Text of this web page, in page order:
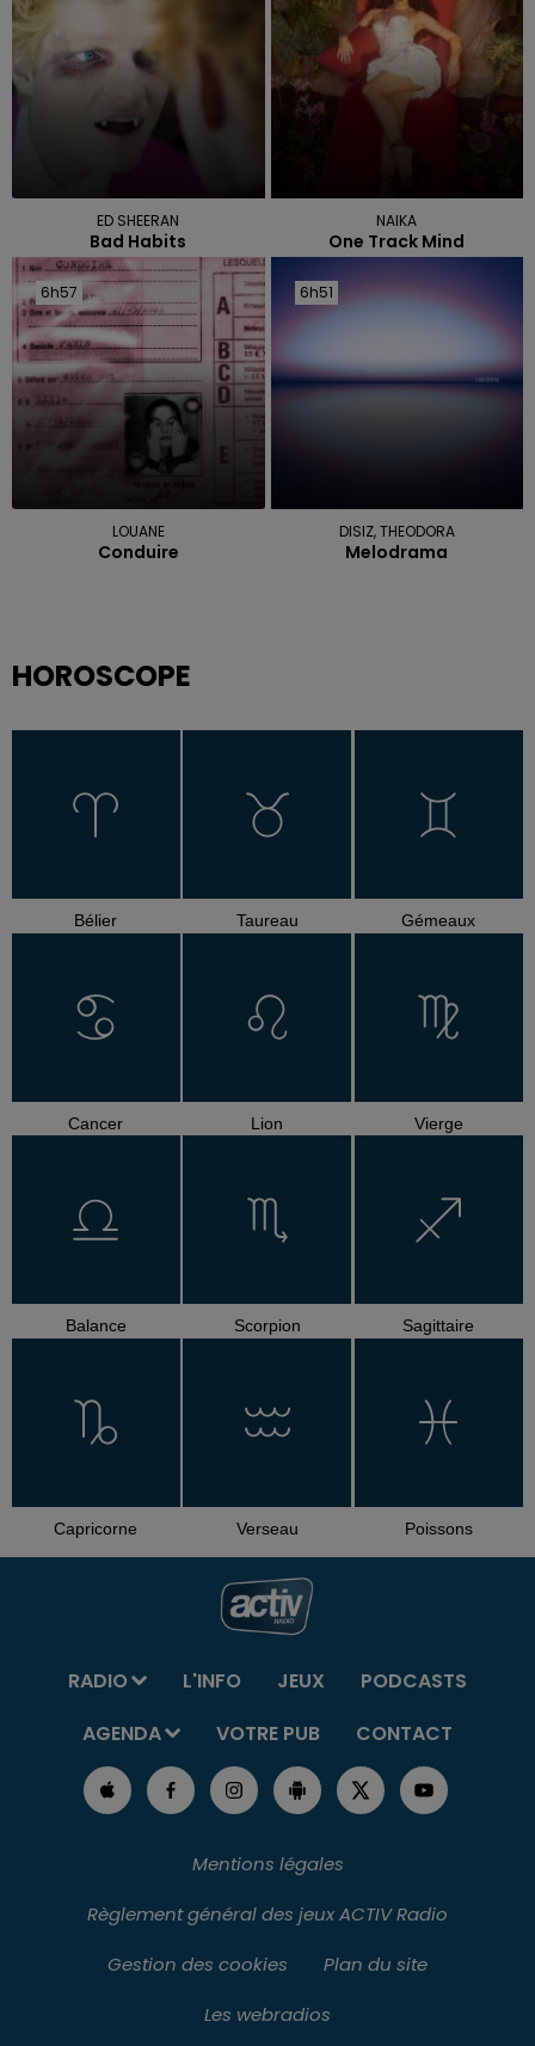
ED SHEERAN
Bad Habits
NAIKA
One Track Mind
6h57
6h57
LOUANE
Conduire
6h51
6h51
DISIZ, THEODORA
Melodrama
HOROSCOPE
Bélier Taureau Gémeaux
Cancer Lion Vierge
Balance Scorpion Sagittaire
Capricorne Verseau Poissons
RADIO L'INFO JEUX
PODCASTS
AGENDA
VOTRE PUB CONTACT
Mentions légales
Règlement général des jeux ACTIV Radio
Gestion des cookies
Plan du site
Les webradios